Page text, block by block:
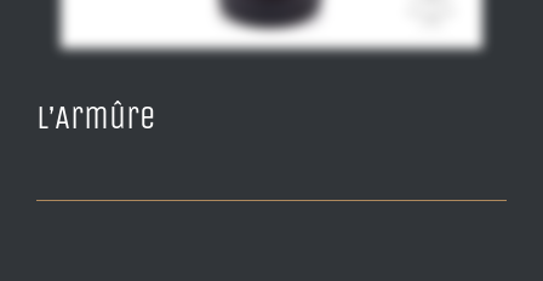
L’Armûre